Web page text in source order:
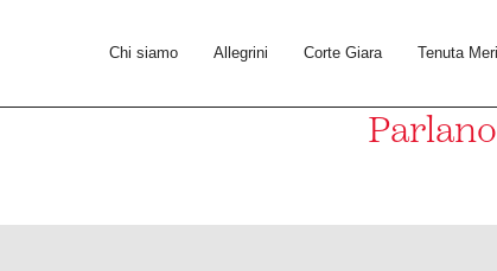
Chi siamo Allegrini Corte Giara Tenuta